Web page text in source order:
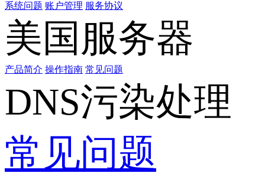
系统问题 账户管理 服务协议
美国服务器
产品简介 操作指南 常见问题
DNS污染处理
常见问题